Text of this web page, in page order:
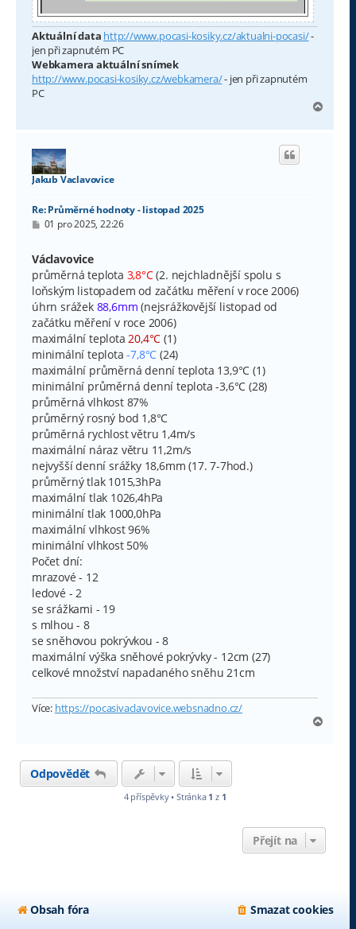
Aktuální data http://www.pocasi-kosiky.cz/aktualni-pocasi/-
jen při zapnutém PC
Webkamera aktuální snímek
http://www.pocasi-kosiky.cz/webkamera/- jen při zapnutém
PC
h
Jakub Vaclavovice
Re: Průměrné hodnoty - listopad 2025
P
s
p
ě
v
e
k
01 pro 2025, 22:26
Václavovice
průměrná teplota 3,8°C(2. nejchladnější spolu s
loňským listopadem od začátku měření v roce 2006)
úhrn srážek 88,6mm (nejsrážkovější listopad od
začátku měření v roce 2006)
maximální teplota20,4°C (1)
minimální teplota-7,8°C (24)
maximální průměrná denní teplota 13,9°C (1)
minimální průměrná denní teplota -3,6°C (28)
průměrná vlhkost 87%
průměrný rosný bod 1,8°C
průměrná rychlost větru 1,4m/s
maximální náraz větru 11,2m/s
nejvyšší denní srážky 18,6mm (17. 7-7hod.)
průměrný tlak 1015,3hPa
maximální tlak 1026,4hPa
minimální tlak 1000,0hPa
maximální vlhkost 96%
minimální vlhkost 50%
Počet dní:
mrazové - 12
ledové - 2
se srážkami - 19
s mlhou - 8
se sněhovou pokrývkou - 8
maximální výška sněhové pokrývky - 12cm (27)
celkové množství napadaného sněhu 21cm
Více: https://pocasivaclavovice.websnadno.cz/
Odpovědět
4 příspěvky • Stránka 1 z 1
Přejít na
Obsah fóra Smazat cookies